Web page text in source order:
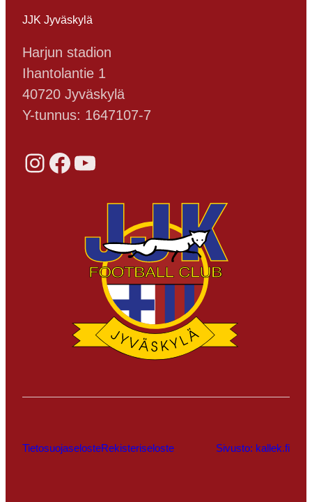
JJK Jyväskylä
Harjun stadion
Ihantolantie 1
40720 Jyväskylä
Y-tunnus: 1647107-7
Instagram Facebook YouTube
TietosuojaselosteRekisteriseloste Sivusto: kallek.fi